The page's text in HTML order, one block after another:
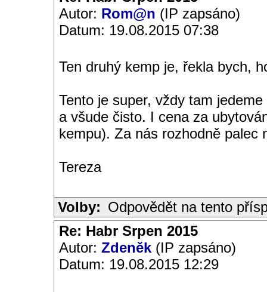
Autor: Rom@n (IP zapsáno)
Datum: 19.08.2015 07:38
Ten druhý kemp je, řekla bych,
Tento je super, vždy tam
a všude čisto. I cena za
kempu). Za nás rozhodně palec
Tereza
Volby: Odpovědět na tento
Re: Habr Srpen 2015
Autor: Zdeněk (IP zapsáno)
Datum: 19.08.2015 12:29